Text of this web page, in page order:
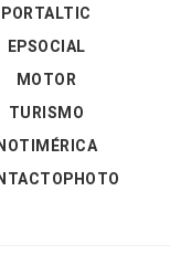
PORTALTIC
EPSOCIAL
MOTOR
TURISMO